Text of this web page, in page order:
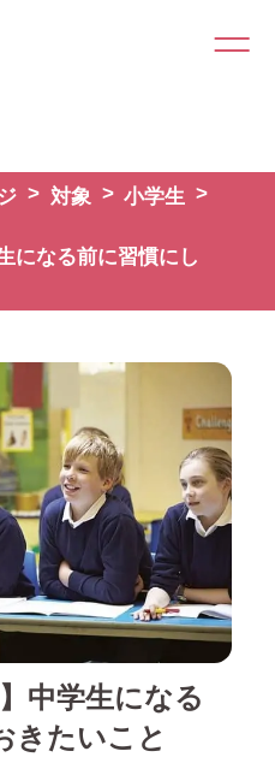
対象
小学生
になる前に習慣にし
中学生になる
きたいこと